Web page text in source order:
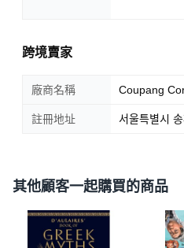
跨境賣家
廠商名稱 Coupang
註冊地址 서울특별시
其他顧客一起購買的商品